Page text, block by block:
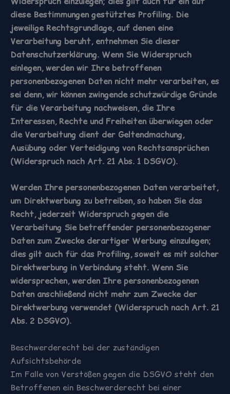
diese Bestimmungen gestütztes Profiling. Die
jeweilige Rechtsgrundlage, auf denen eine
Verarbeitung beruht, entnehmen Sie dieser
Datenschutzerklärung. Wenn Sie Widerspruch
einlegen, werden wir Ihre betroffenen
personenbezogenen Daten nicht mehr verarbeiten, es
sei denn, wir können zwingende schutzwürdige Gründe
für die Verarbeitung nachweisen, die Ihre
Interessen, Rechte und Freiheiten überwiegen oder
die Verarbeitung dient der Geltendmachung,
Ausübung oder Verteidigung von Rechtsansprüchen
(Widerspruch nach Art. 21 Abs. 1 DSGVO).
Werden Ihre personenbezogenen Daten verarbeitet,
um Direktwerbung zu betreiben, so haben Sie das
Recht, jederzeit Widerspruch gegen die
Verarbeitung Sie betreffender personenbezogener
Daten zum Zwecke derartiger Werbung einzulegen;
dies gilt auch für das Profiling, soweit es mit solcher
Direktwerbung in Verbindung steht. Wenn Sie
widersprechen, werden Ihre personenbezogenen
Daten anschließend nicht mehr zum Zwecke der
Direktwerbung verwendet (Widerspruch nach Art. 21
Abs. 2 DSGVO).
Beschwerderecht bei der zuständigen
Aufsichtsbehörde
Im Falle von Verstößen gegen die DSGVO steht den
Betroffenen ein Beschwerderecht bei einer